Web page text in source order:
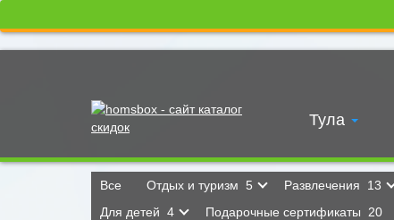
Тула
Все Отдых и туризм 5 Развлечения 13
Для детей 4 Подарочные сертификаты 20